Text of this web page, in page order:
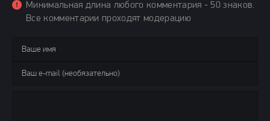
Минимальная длина любого комментария - 50 знаков.
Все комментарии проходят модерацию